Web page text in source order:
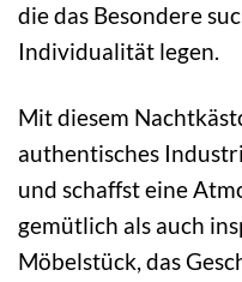
die das Besondere
Individualität legen.
Mit diesem
authentisches
und schaffst eine
gemütlich als auch
Möbelstück, das